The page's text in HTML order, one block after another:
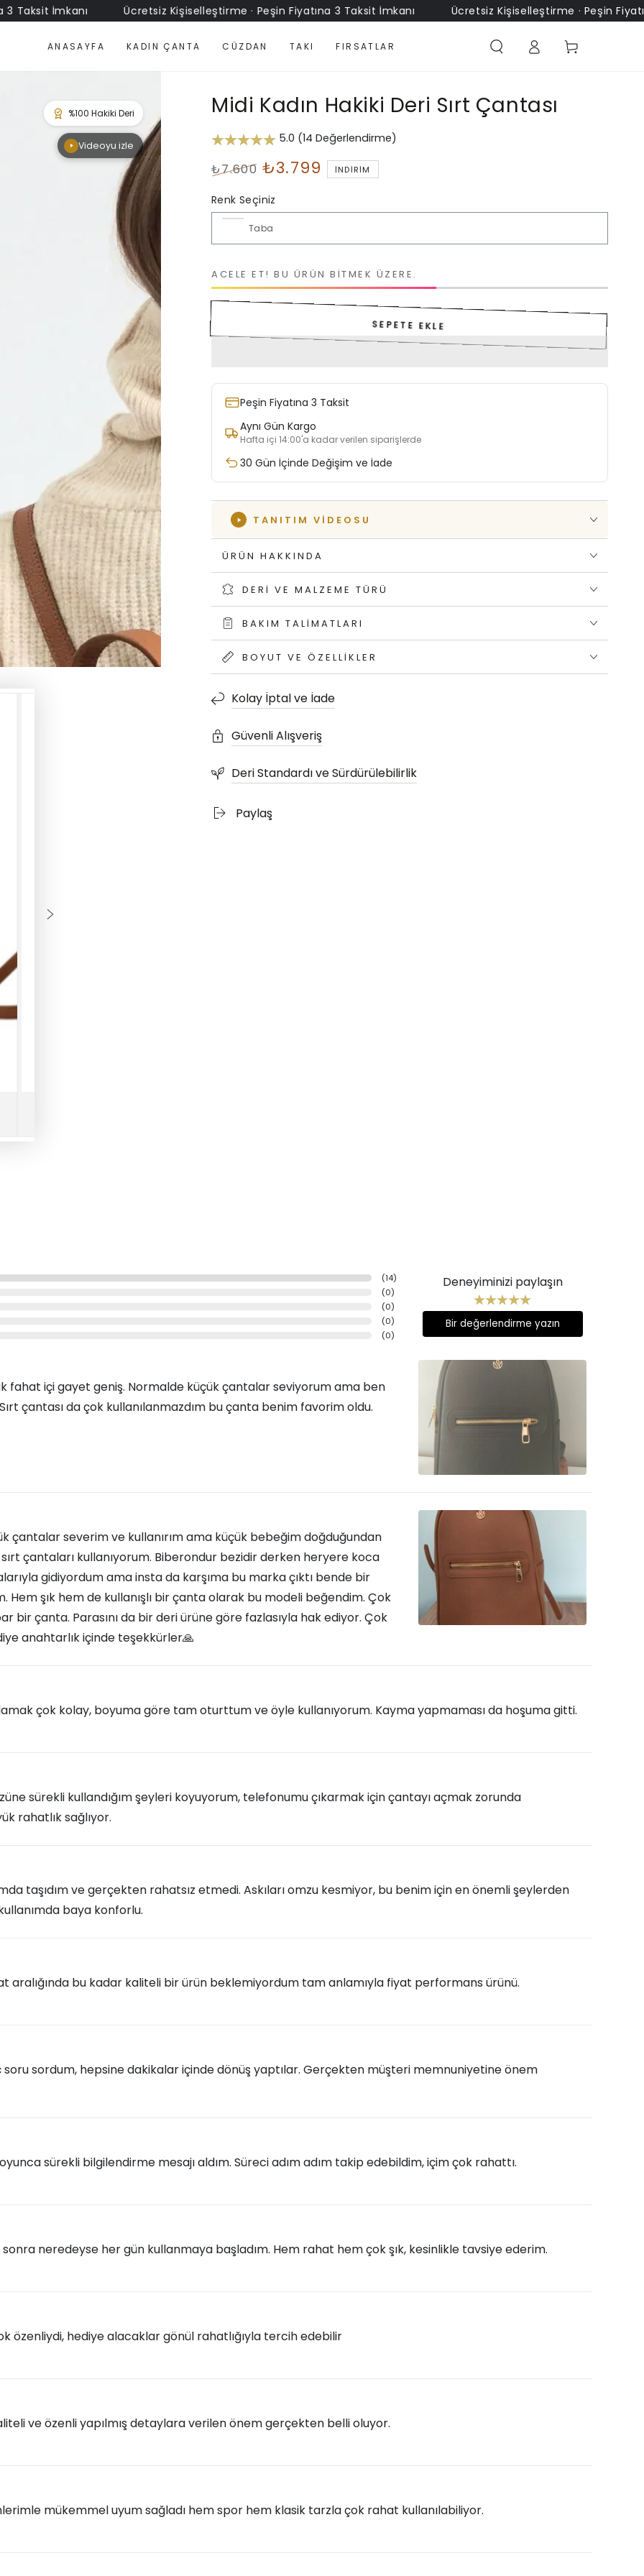
İmkanı Ücretsiz Kişiselleştirme · Peşin Fiyatına 3 Taksit İmkanı Ücretsiz Kişiselleştirme · Peşin Fiyatına 3
ANASAYFA KADIN ÇANTA CÜZDAN TAKI FIRSATLAR Sepet
Videoyu izle
Midi Kadın Hakiki Deri Sırt Çantası
5.0 (14 Değerlendirme)
fiyat
₺7.600
Fiyat
₺3.799 İNDIRIM
Renk Seçiniz
ACELE ET! BU ÜRÜN BITMEK ÜZERE.
SEPETE EKLE
Peşin Fiyatına 3 Taksit
Aynı Gün Kargo
Hafta içi 14:00'a kadar verilen siparişlerde
30 Gün İçinde Değişim ve İade
TANITIM VIDEOSU
ÜRÜN HAKKINDA
DERI VE MALZEME TÜRÜ
BAKIM TALIMATLARI
BOYUT VE ÖZELLIKLER
Kolay İptal ve İade
Güvenli Alışveriş
Deri Standardı ve Sürdürülebilirlik
Paylaş
(14)
(0)
(0)
(0)
(0)
Deneyiminizi paylaşın
Bir değerlendirme yazın
fahat içi gayet geniş. Normalde küçük çantalar seviyorum ama ben
çantası da çok kullanılanmazdım bu çanta benim favorim oldu.
çantalar severim ve kullanırım ama küçük bebeğim doğduğundan
çantaları kullanıyorum. Biberondur bezidir derken heryere koca
gidiyordum ama insta da karşıma bu marka çıktı bende bir
Hem şık hem de kullanışlı bir çanta olarak bu modeli beğendim. Çok
bir çanta. Parasını da bir deri ürüne göre fazlasıyla hak ediyor. Çok
anahtarlık içinde teşekkürler🙏
çok kolay, boyuma göre tam oturttum ve öyle kullanıyorum. Kayma yapmaması da hoşuma gitti.
sürekli kullandığım şeyleri koyuyorum, telefonumu çıkarmak için çantayı açmak zorunda
rahatlık sağlıyor.
taşıdım ve gerçekten rahatsız etmedi. Askıları omzu kesmiyor, bu benim için en önemli şeylerden
baya konforlu.
aralığında bu kadar kaliteli bir ürün beklemiyordum tam anlamıyla fiyat performans ürünü.
soru sordum, hepsine dakikalar içinde dönüş yaptılar. Gerçekten müşteri memnuniyetine önem
sürekli bilgilendirme mesajı aldım. Süreci adım adım takip edebildim, içim çok rahattı.
sonra neredeyse her gün kullanmaya başladım. Hem rahat hem çok şık, kesinlikle tavsiye ederim.
özenliydi, hediye alacaklar gönül rahatlığıyla tercih edebilir
ve özenli yapılmış detaylara verilen önem gerçekten belli oluyor.
mükemmel uyum sağladı hem spor hem klasik tarzla çok rahat kullanılabiliyor.